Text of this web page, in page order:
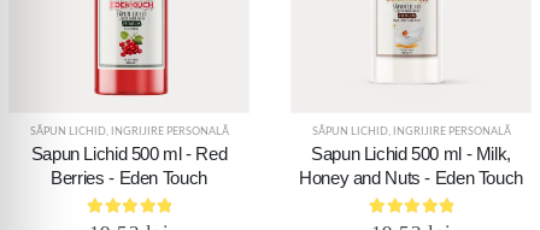
SĂPUN LICHID, INGRIJIRE PERSONALĂ
Sapun Lichid 500 ml - Red
Berries - Eden Touch
SĂPUN LICHID, INGRIJIRE PERSONALĂ
Sapun Lichid 500 ml - Milk,
Honey and Nuts - Eden Touch